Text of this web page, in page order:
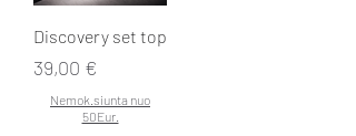
Discovery set top
Kaina
39,00 €
Nemok.siunta nuo
50Eur.